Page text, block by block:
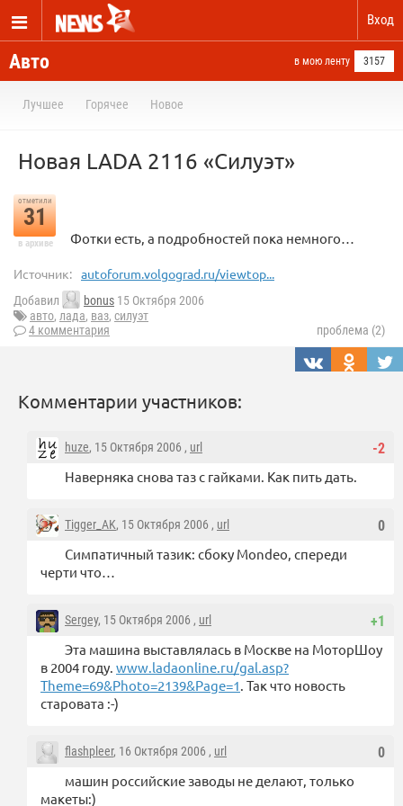
Вход
Авто в мою ленту 3157
Лучшее Горячее Новое
Новая LADA 2116 «Силуэт»
отметили
31
в архиве Фотки есть, а подробностей пока немного…
Источник: autoforum.volgograd.ru/viewtop...
Добавил bonus 15 Октября 2006
авто, лада, ваз, силуэт
4 комментария
проблема (2)
Комментарии участников:
-2
huze, 15 Октября 2006 , url
Наверняка снова таз с гайками. Как пить дать.
0
Tigger_AK, 15 Октября 2006 , url
Симпатичный тазик: сбоку Mondeo, спереди
черти что…
+1
Sergey, 15 Октября 2006 , url
Эта машина выставлялась в Москве на МоторШоу
в 2004 году. www.ladaonline.ru/gal.asp?
Theme=69&Photo=2139&Page=1. Так что новость
старовата :-)
0
flashpleer, 16 Октября 2006 , url
машин российские заводы не делают, только
макеты:)